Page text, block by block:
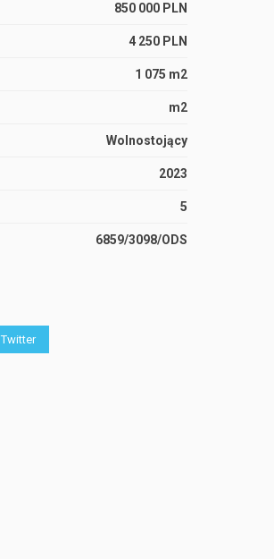
850 000 PLN
4 250 PLN
1 075 m2
m2
Wolnostojący
2023
5
6859/3098/ODS
Twitter